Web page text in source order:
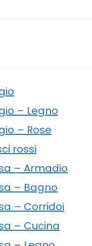
– Legno
– Rose
rossi
– Armadio
– Bagno
– Corridoi
– Cucina